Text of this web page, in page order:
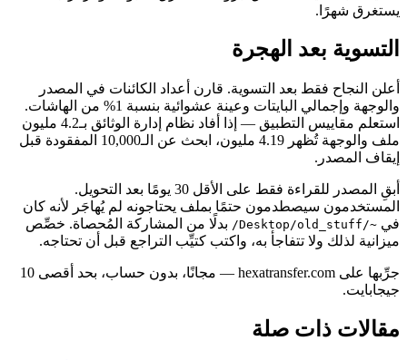
يستغرق شهرًا.
التسوية بعد الهجرة
أعلن النجاح فقط بعد التسوية. قارن أعداد الكائنات في المصدر
والوجهة وإجمالي البايتات وعينة عشوائية بنسبة 1% من الهاشات.
استعلم مقاييس التطبيق — إذا أفاد نظام إدارة الوثائق بـ4.2 مليون
ملف والوجهة تُظهر 4.19 مليون، ابحث عن الـ10,000 المفقودة قبل
إيقاف المصدر.
أبقِ المصدر للقراءة فقط على الأقل 30 يومًا بعد التحويل.
المستخدمون سيصطدمون حتمًا بملف يحتاجونه لم يُهاجَر لأنه كان
في ~/Desktop/old_stuff/
بدلًا من المشاركة المُحصاة. خصِّص
ميزانية لذلك ولا تتفاجأ به، واكتب كتيِّب التراجع قبل أن تحتاجه.
جرِّبها على hexatransfer.com — مجانًا، بدون حساب، بحد أقصى 10
جيجابايت.
مقالات ذات صلة